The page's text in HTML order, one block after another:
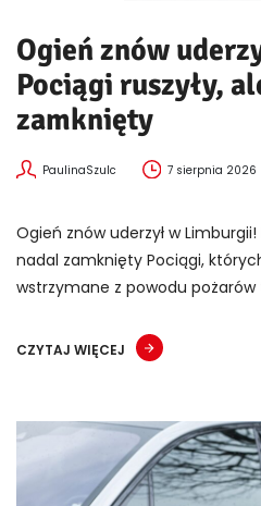
Ogień znów
Pociągi ruszyły,
zamknięty
PaulinaSzulc 7 sierpnia 2026
Ogień znów uderzył w
nadal zamknięty Pociągi,
wstrzymane z powodu
CZYTAJ WIĘCEJ